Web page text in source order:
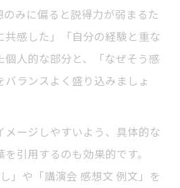
みに偏ると説得力が弱まるた
感した」「自分の経験と重な
個人的な部分と、「なぜそう感
バランスよく盛り込みましょ
メージしやすいよう、具体的な
引用するのも効果的です。
」や「講演会 感想文 例文」を